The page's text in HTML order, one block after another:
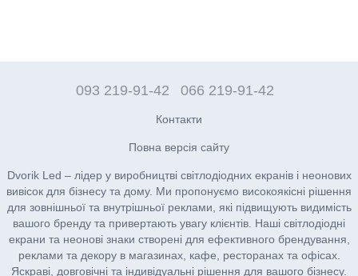
093 219-91-42 066 219-91-42
Контакти
Повна версія сайту
Dvorik Led – лідер у виробництві світлодіодних екранів і неонових
вивісок для бізнесу та дому. Ми пропонуємо високоякісні рішення
для зовнішньої та внутрішньої реклами, які підвищують видимість
вашого бренду та привертають увагу клієнтів. Наші світлодіодні
екрани та неонові знаки створені для ефективного брендування,
реклами та декору в магазинах, кафе, ресторанах та офісах.
Яскраві, довговічні та індивідуальні рішення для вашого бізнесу.